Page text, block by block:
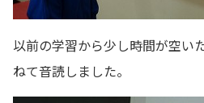
以前の学習から少し時間が空い
ねて音読しました。